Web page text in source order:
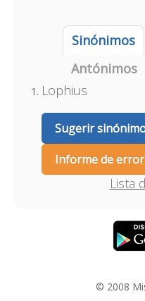
Sinónimos
Antónimos
Lophius
Sugerir
Informe de error
Lista
© 2008